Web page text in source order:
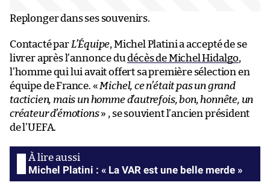
Replonger dans ses souvenirs.
Contacté par L’Équipe, Michel Platini a accepté de se
livrer après l’annonce dudécès de Michel Hidalgo,
l’homme qui lui avait offert sa première sélection en
équipe de France. « Michel, ce n’était pas un grand
tacticien, mais un homme d’autrefois, bon, honnête, un
créateur d’émotions» , se souvient l’ancien président
de l’UEFA.
Michel Platini : « La VAR est une belle merde »